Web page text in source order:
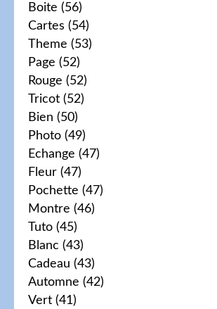
Boite (56)
Cartes (54)
Theme (53)
Page (52)
Rouge (52)
Tricot (52)
Bien (50)
Photo (49)
Echange (47)
Fleur (47)
Pochette (47)
Montre (46)
Tuto (45)
Blanc (43)
Cadeau (43)
Automne (42)
Vert (41)